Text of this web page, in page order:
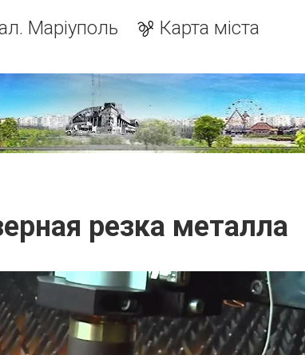
Маріуполь Карта міста
резка металла